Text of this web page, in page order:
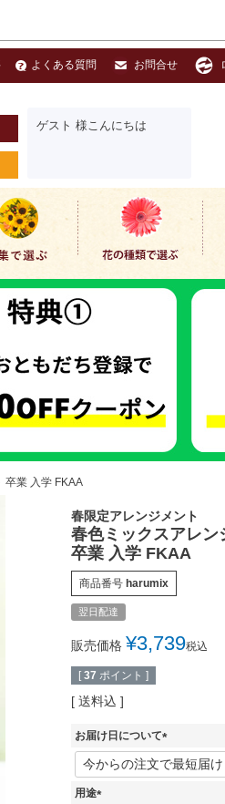
よくある質問 お問合せ
ゲスト 様こんにちは
卒業 入学 FKAA
春限定アレンジメント
春色ミックスアレン
卒業 入学 FKAA
商品番号 harumix
翌日配達
販売価格 ¥3,739税込
[ 37 ポイント ]
送料込
お届け日について
(
必
用途